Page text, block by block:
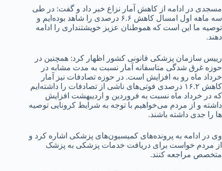
مسجدی در ادامه از کاهش آمار نزاع خبر داد و گفت: در طی
سه ماهه اول امسال کاهش ۶.۶ درصدی را شاهد بوده‌ایم و
توصیه ما این است که هموطنان عزیز خویشتنداری را ادامه
دهند.
رییس سازمان پزشکی قانونی کشور اظهار کرد: همچنین در
حوزه غرق شدگی متاسفانه آمار نسبت به مدت مشابه در
خرداد ماه رو به افزایش است. در حوزه تصادفات نیز آمار
کاهش ۱۶.۲ درصدی فوتی‌های ناشی از تصادفات را داشته‌ایم
که در خرداد ماه نسبت به فروردین و اردیبهشت افزایش
داشته و از مردم می‌خواهیم با توجه به شرایط کرونایی توصیه
ها را جدی داشته باشند.
وی در ادامه به پرونده‌های کمیسیون‌های پزشکی اشاره کرد و
از مردم خواست برای دریافت خدمات پزشکی به پزشک
متخصص مراجعه کنند.